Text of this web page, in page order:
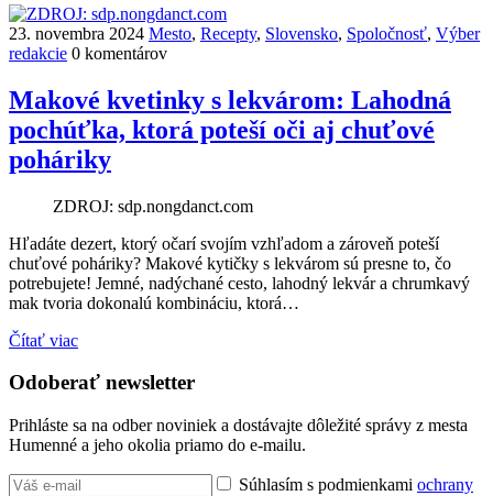
23. novembra 2024 Mesto, Recepty, Slovensko, Spoločnosť, Výber
redakcie 0 komentárov
Makové kvetinky s lekvárom: Lahodná
pochúťka, ktorá poteší oči aj chuťové
poháriky
ZDROJ: sdp.nongdanct.com
Hľadáte dezert, ktorý očarí svojím vzhľadom a zároveň poteší
chuťové poháriky? Makové kytičky s lekvárom sú presne to, čo
potrebujete! Jemné, nadýchané cesto, lahodný lekvár a chrumkavý
mak tvoria dokonalú kombináciu, ktorá…
Čítať viac
Odoberať newsletter
Prihláste sa na odber noviniek a dostávajte dôležité správy z mesta
Humenné a jeho okolia priamo do e-mailu.
Súhlasím s podmienkami ochrany